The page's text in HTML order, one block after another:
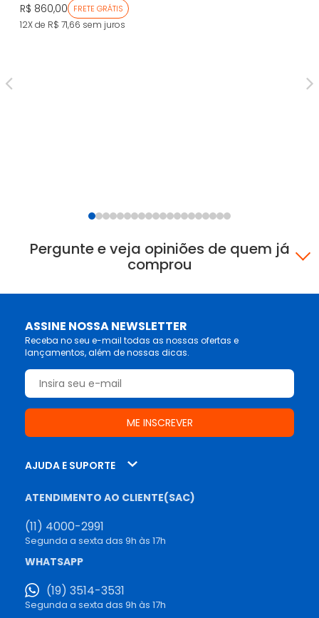
R$ 860,00 FRETE GRÁTIS
12X de R$ 71,66 sem juros
Pergunte e veja opiniões de quem já
comprou
ASSINE NOSSA NEWSLETTER
Receba no seu e-mail todas as nossas ofertas e
lançamentos, além de nossas dicas.
AJUDA E SUPORTE
ATENDIMENTO AO CLIENTE(SAC)
(11) 4000-2991
Segunda a sexta das 9h às 17h
WHATSAPP
(19) 3514-3531
Segunda a sexta das 9h às 17h